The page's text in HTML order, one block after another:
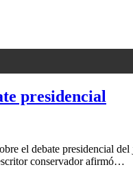
presidencial
el debate presidencial del
conservador afirmó…